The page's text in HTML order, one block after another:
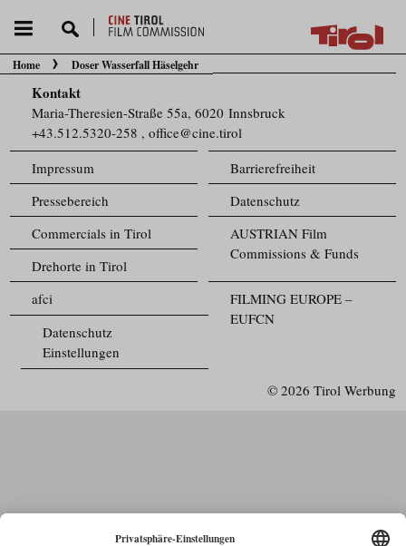
Sie befinden sich hier:
Home Doser Wasserfall Häselgehr
Kontakt
Maria-Theresien-Straße 55a, 6020 Innsbruck
+43.512.5320-258 ,office@cine.tirol
Impressum
Barrierefreiheit
Pressebereich
Datenschutz
Commercials in Tirol
AUSTRIAN Film
Commissions & Funds
Drehorte in Tirol
FILMING EUROPE –
EUFCN
afci
Datenschutz
Einstellungen
© 2026 Tirol Werbung